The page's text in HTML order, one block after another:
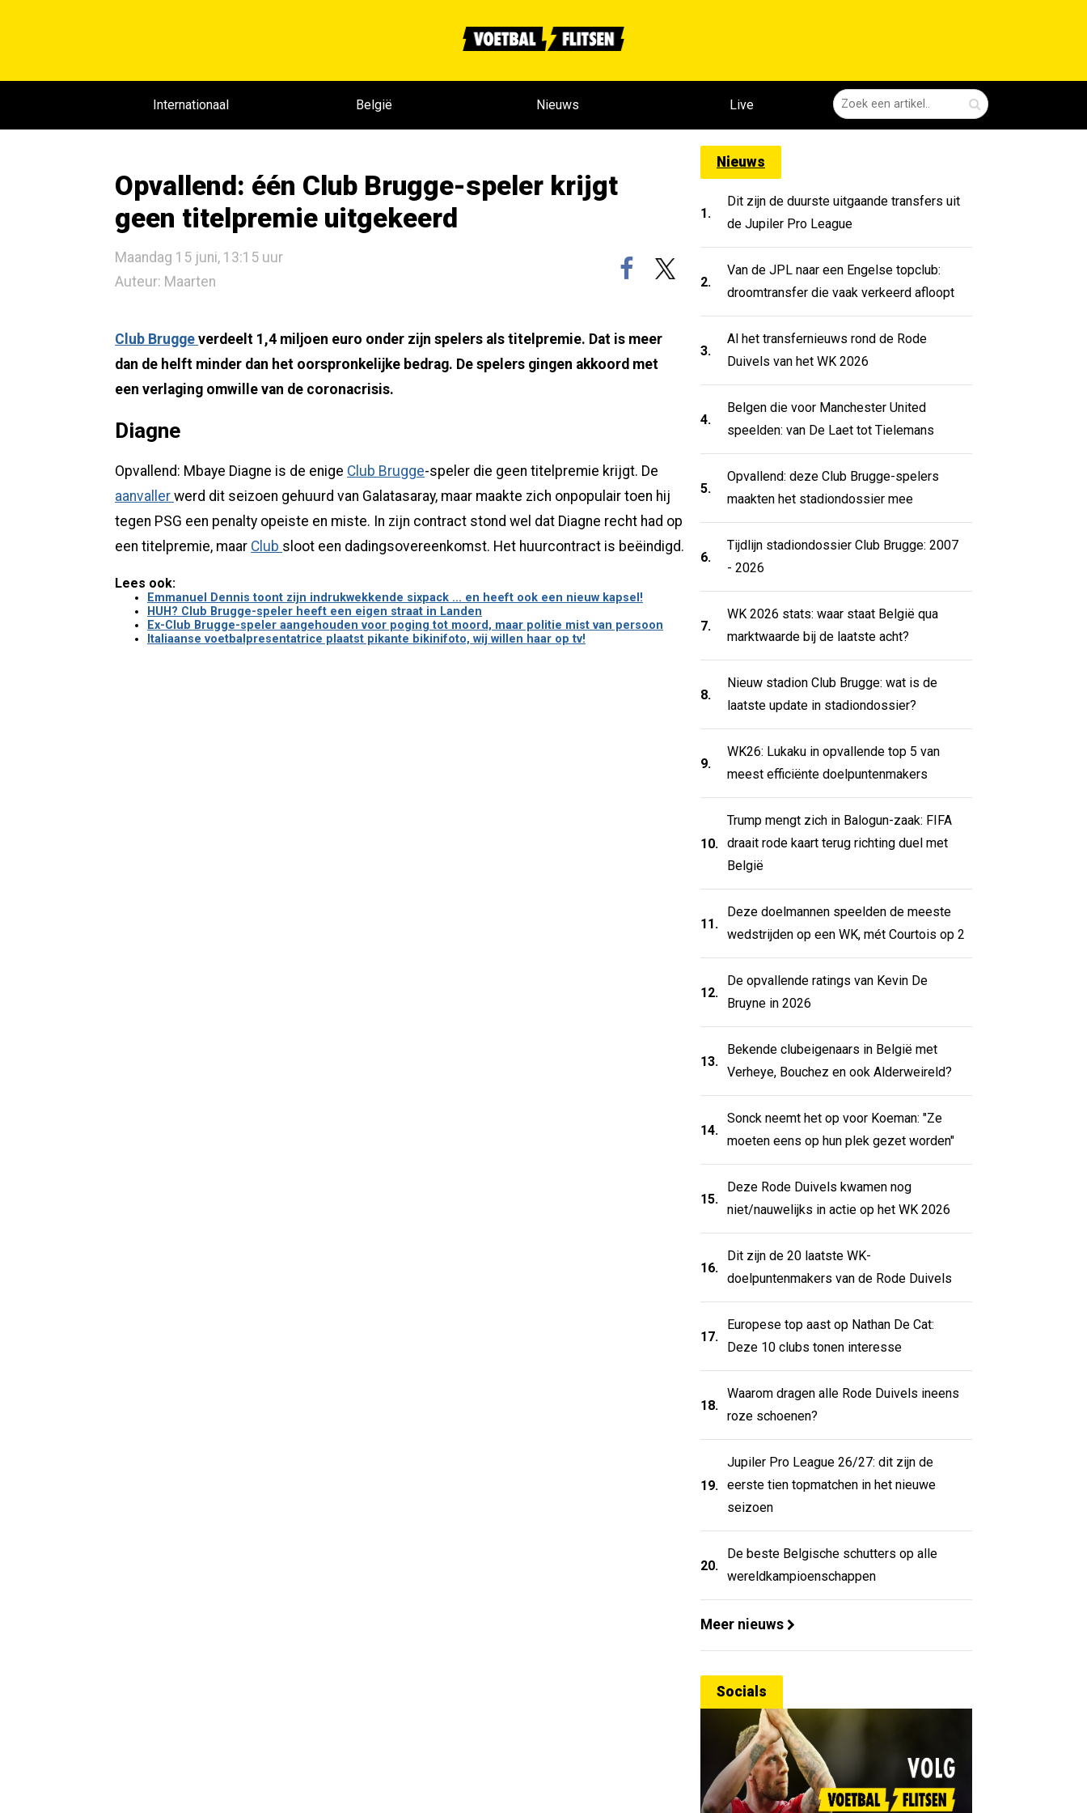
Internationaal België Nieuws Live
Opvallend: één Club Brugge-speler krijgt
geen titelpremie uitgekeerd
Maandag 15 juni, 13:15 uur
Auteur: Maarten
Club Brugge verdeelt 1,4 miljoen euro onder zijn spelers als titelpremie. Dat is meer
dan de helft minder dan het oorspronkelijke bedrag. De spelers gingen akkoord met
een verlaging omwille van de coronacrisis.
Diagne
Opvallend: Mbaye Diagne is de enige Club Brugge-speler die geen titelpremie krijgt. De
aanvaller werd dit seizoen gehuurd van Galatasaray, maar maakte zich onpopulair toen hij
tegen PSG een penalty opeiste en miste. In zijn contract stond wel dat Diagne recht had op
een titelpremie, maar Club sloot een dadingsovereenkomst. Het huurcontract is beëindigd.
Lees ook:
Emmanuel Dennis toont zijn indrukwekkende sixpack ... en heeft ook een nieuw kapsel!
HUH? Club Brugge-speler heeft een eigen straat in Landen
Ex-Club Brugge-speler aangehouden voor poging tot moord, maar politie mist van persoon
Italiaanse voetbalpresentatrice plaatst pikante bikinifoto, wij willen haar op tv!
Nieuws
1.
Dit zijn de duurste uitgaande transfers uit
de Jupiler Pro League
2.
Van de JPL naar een Engelse topclub:
droomtransfer die vaak verkeerd afloopt
3.
Al het transfernieuws rond de Rode
Duivels van het WK 2026
4.
Belgen die voor Manchester United
speelden: van De Laet tot Tielemans
5.
Opvallend: deze Club Brugge-spelers
maakten het stadiondossier mee
6.
Tijdlijn stadiondossier Club Brugge: 2007
- 2026
7.
WK 2026 stats: waar staat België qua
marktwaarde bij de laatste acht?
8.
Nieuw stadion Club Brugge: wat is de
laatste update in stadiondossier?
9.
WK26: Lukaku in opvallende top 5 van
meest efficiënte doelpuntenmakers
10.
Trump mengt zich in Balogun-zaak: FIFA
draait rode kaart terug richting duel met
België
11.
Deze doelmannen speelden de meeste
wedstrijden op een WK, mét Courtois op 2
12.
De opvallende ratings van Kevin De
Bruyne in 2026
13.
Bekende clubeigenaars in België met
Verheye, Bouchez en ook Alderweireld?
14.
Sonck neemt het op voor Koeman: "Ze
moeten eens op hun plek gezet worden"
15.
Deze Rode Duivels kwamen nog
niet/nauwelijks in actie op het WK 2026
16.
Dit zijn de 20 laatste WK-
doelpuntenmakers van de Rode Duivels
17.
Europese top aast op Nathan De Cat:
Deze 10 clubs tonen interesse
18.
Waarom dragen alle Rode Duivels ineens
roze schoenen?
19.
Jupiler Pro League 26/27: dit zijn de
eerste tien topmatchen in het nieuwe
seizoen
20.
De beste Belgische schutters op alle
wereldkampioenschappen
Meer nieuws
Socials